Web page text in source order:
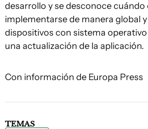
desarrollo y se desconoce cuándo
implementarse de manera global y
dispositivos con sistema operativo
una actualización de la aplicación.
Con información de Europa Press
TEMAS